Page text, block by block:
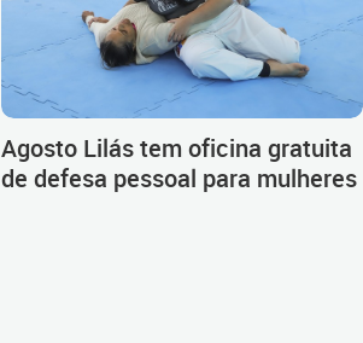
Agosto Lilás tem oficina gratuita
de defesa pessoal para mulheres